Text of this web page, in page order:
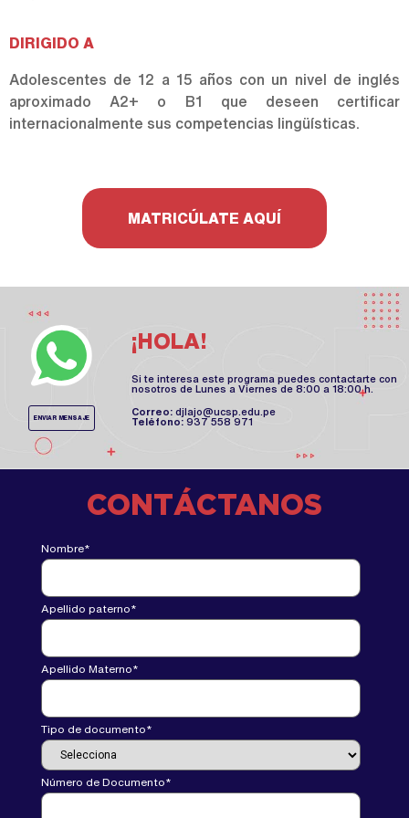
DIRIGIDO A
Adolescentes de 12 a 15 años con un nivel de inglés
aproximado A2+ o B1 que deseen certificar
internacionalmente sus competencias lingüísticas.
MATRICÚLATE AQUÍ
ENVIAR MENSAJE
¡HOLA!
Si te interesa este programa puedes contactarte con
nosotros de Lunes a Viernes de 8:00 a 18:00 h.
Correo:djlajo@ucsp.edu.pe
Teléfono:937 558 971
CONTÁCTANOS
Nombre*
Apellido paterno*
Apellido Materno*
Tipo de documento*
Número de Documento*